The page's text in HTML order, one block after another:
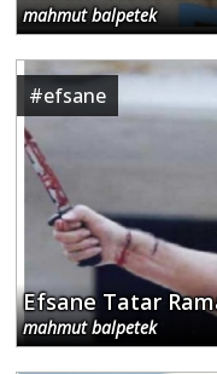
mahmut balpetek
#efsane
Efsane Tatar
mahmut balpetek